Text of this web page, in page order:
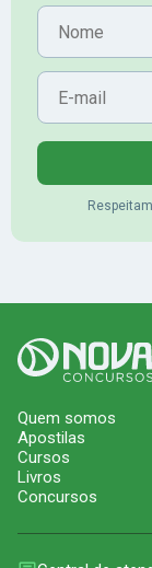
Nome
E-mail
Quem somos
Apostilas
Cursos
Livros
Concursos